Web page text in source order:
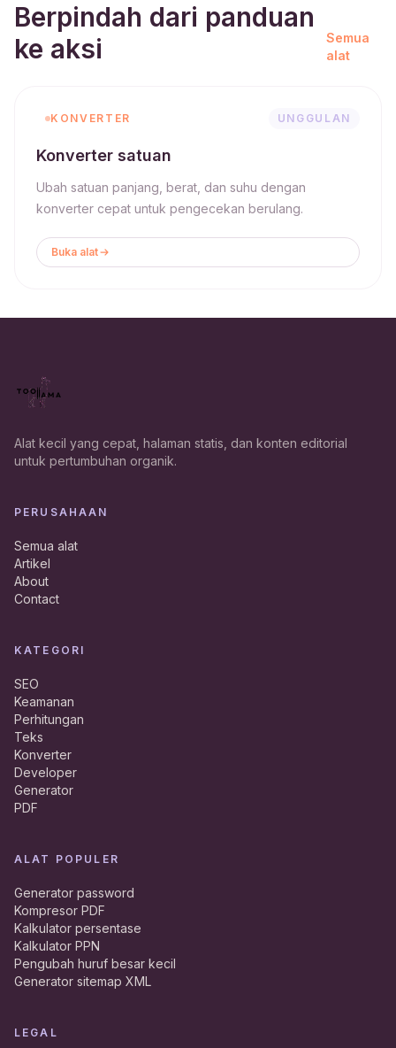
Berpindah dari panduan
ke aksi
Semua
alat
KONVERTER UNGGULAN
Konverter satuan
Ubah satuan panjang, berat, dan suhu dengan
konverter cepat untuk pengecekan berulang.
Buka alat
Alat kecil yang cepat, halaman statis, dan konten editorial
untuk pertumbuhan organik.
PERUSAHAAN
Semua alat
Artikel
About
Contact
KATEGORI
SEO
Keamanan
Perhitungan
Teks
Konverter
Developer
Generator
PDF
ALAT POPULER
Generator password
Kompresor PDF
Kalkulator persentase
Kalkulator PPN
Pengubah huruf besar kecil
Generator sitemap XML
LEGAL